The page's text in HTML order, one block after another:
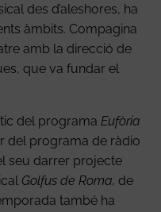
des d’aleshores, ha
àmbits. Compagina
amb la direcció de
que va fundar el
del programa Eufòria
del programa de ràdio
seu darrer projecte
Golfus de Roma, de
també ha